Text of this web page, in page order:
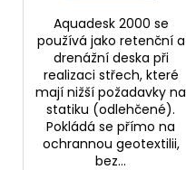
Aquadesk 2000 se
používá jako retenční a
drenážní deska při
realizaci střech, které
mají nižší požadavky na
statiku (odlehčené).
Pokládá se přímo na
ochrannou geotextilii,
bez...